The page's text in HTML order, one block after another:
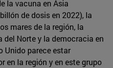
la vacuna en Asia
de dosis en 2022), la
mares de la región, la
del Norte y la democracia en
Unido parece estar
en la región y en este grupo